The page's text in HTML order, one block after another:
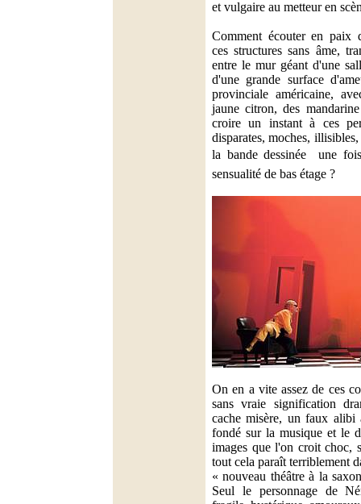
et vulgaire au metteur en
Comment écouter en paix
ces structures sans âme,
entre le mur géant d'une
d'une grande surface
provinciale américaine,
jaune citron, des
croire un instant à ces
disparates, moches,
la bande dessinée  une
sensualité de bas étage ?
On en a vite assez de ces
sans vraie signification
cache misère, un faux alibi
fondé sur la musique et le
images que l'on croit choc,
tout cela paraît terriblement
« nouveau théâtre à la
Seul le personnage de